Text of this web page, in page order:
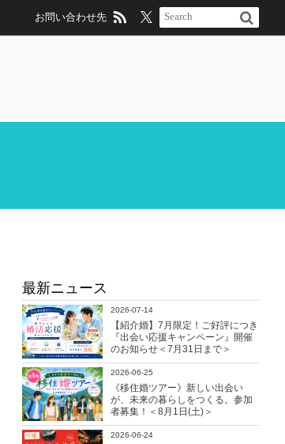
お問い合わせ先
最新ニュース
2026-07-14
【紹介婚】7月限定！ご好評につき
『出会い応援キャンペーン』開催
のお知らせ＜7月31日まで＞
2026-06-25
《移住婚ツアー》新しい出会い
が、未来の暮らしをつくる。参加
者募集！＜8月1日(土)＞
2026-06-24